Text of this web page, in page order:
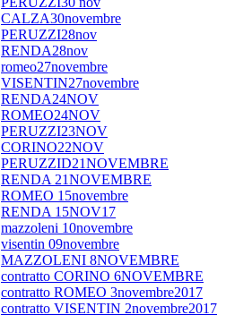
CALZA30novembre
PERUZZI28nov
RENDA28nov
romeo27novembre
VISENTIN27novembre
RENDA24NOV
ROMEO24NOV
PERUZZI23NOV
CORINO22NOV
PERUZZID21NOVEMBRE
RENDA 21NOVEMBRE
ROMEO 15novembre
RENDA 15NOV17
mazzoleni 10novembre
visentin 09novembre
MAZZOLENI 8NOVEMBRE
contratto CORINO 6NOVEMBRE
contratto ROMEO 3novembre2017
contratto VISENTIN 2novembre2017